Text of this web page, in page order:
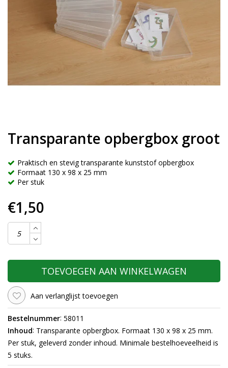
Transparante opbergbox groot
Praktisch en stevig transparante kunststof opbergbox
Formaat 130 x 98 x 25 mm
Per stuk
€1,50
TOEVOEGEN AAN WINKELWAGEN
Aan verlanglijst toevoegen
Bestelnummer: 58011
Inhoud: Transparante opbergbox. Formaat 130 x 98 x 25 mm.
Per stuk, geleverd zonder inhoud. Minimale bestelhoeveelheid is
5 stuks.